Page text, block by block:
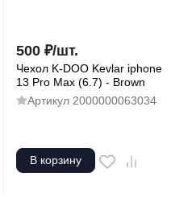
500 ₽/шт.
Чехол K-DOO Kevlar iphone
13 Pro Max (6.7) - Brown
Артикул 2000000063034
В корзину